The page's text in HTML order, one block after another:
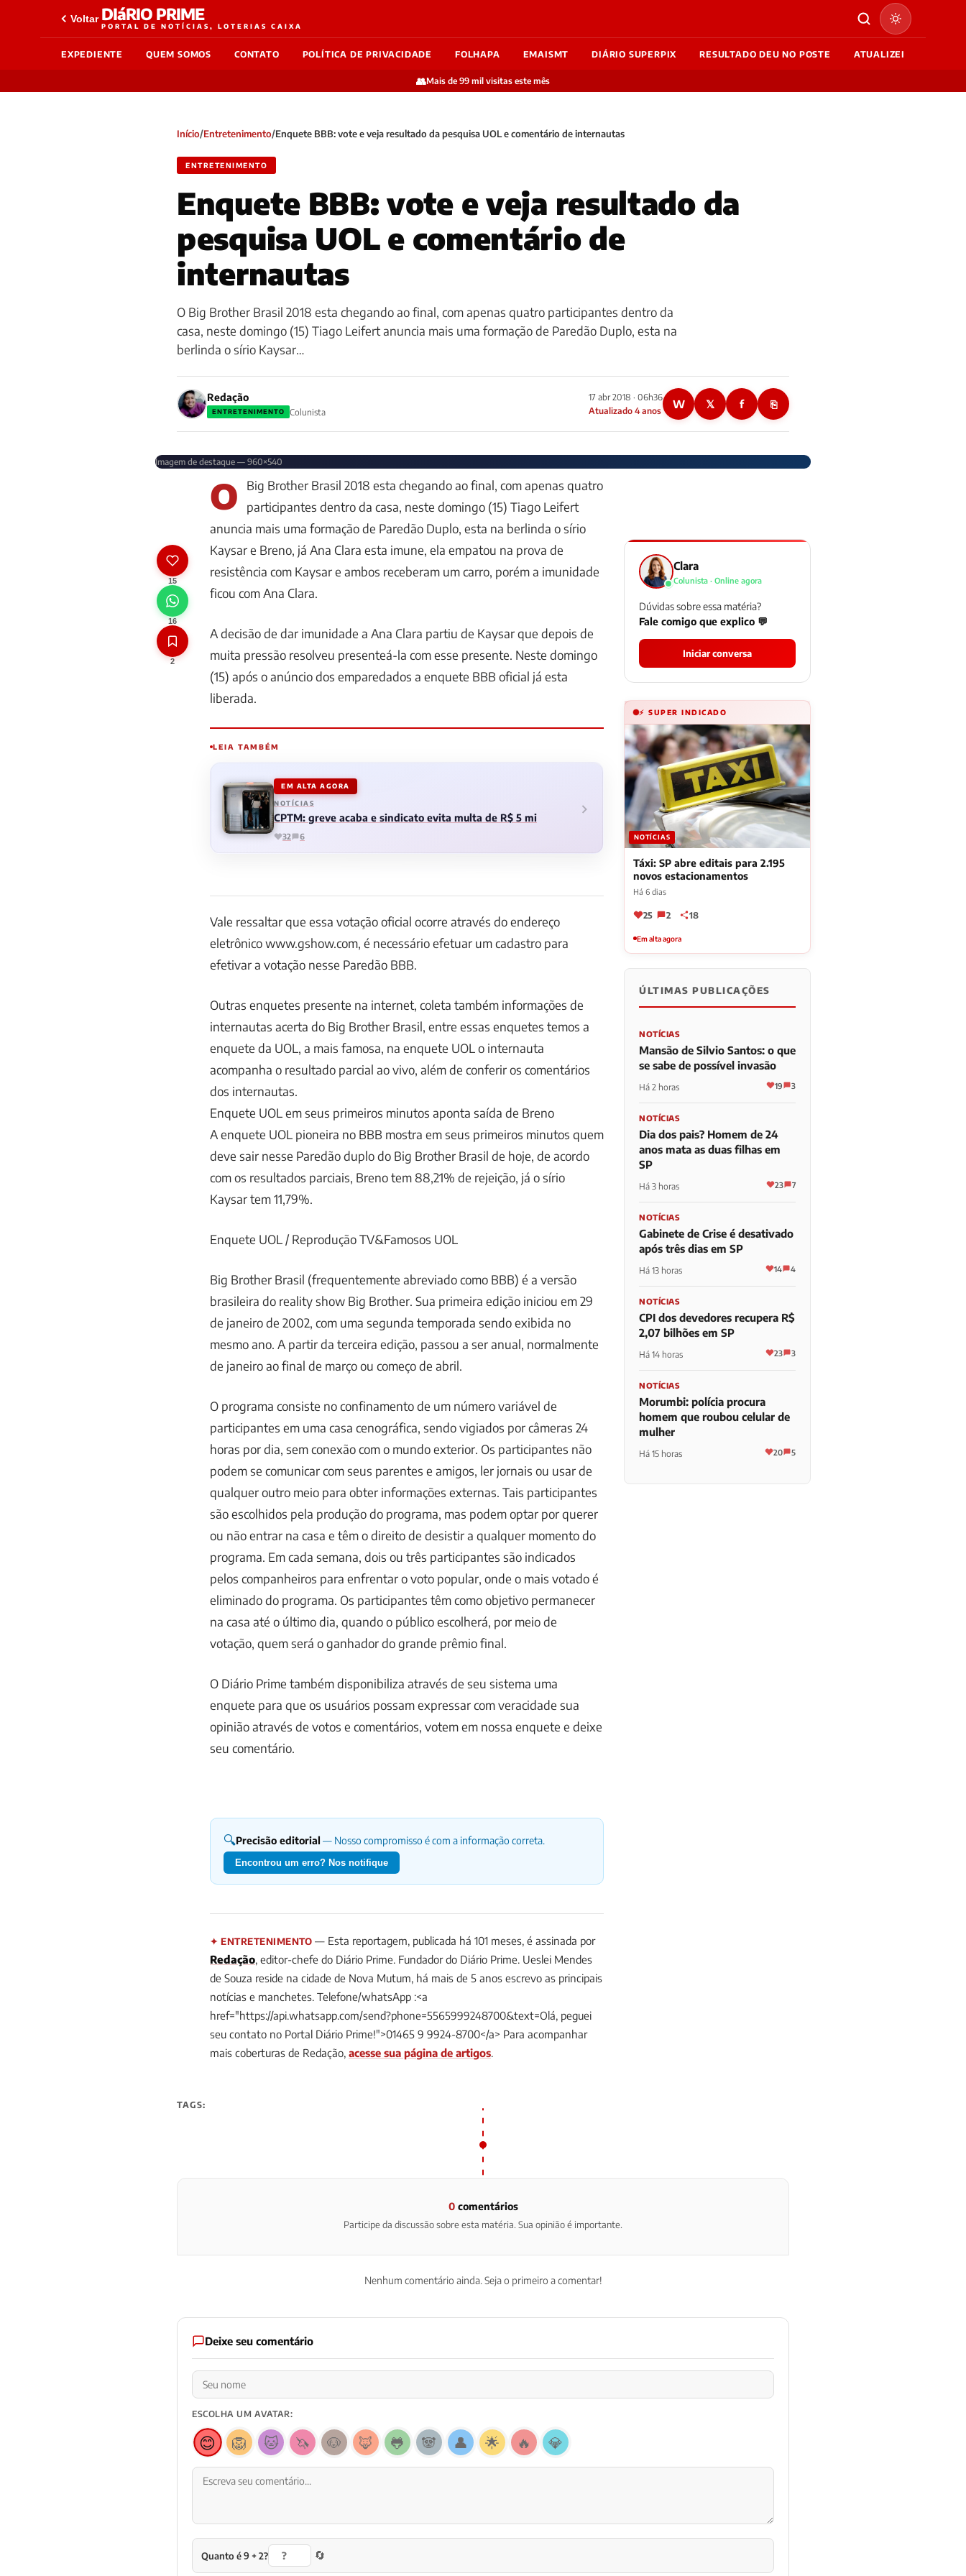
Voltar DIáRIO PRIME
PORTAL DE NOTÍCIAS, LOTERIAS CAIXA
EXPEDIENTE QUEM SOMOS CONTATO POLÍTICA DE PRIVACIDADE FOLHAPA EMAISMT DIÁRIO SUPERPIX RESULTADO DEU NO POSTE ATUALIZEI
👥Mais de 99 mil visitas este mês
Início/Entretenimento/Enquete BBB: vote e veja resultado da pesquisa UOL e comentário de internautas
ENTRETENIMENTO
Enquete BBB: vote e veja resultado da
pesquisa UOL e comentário de
internautas
O Big Brother Brasil 2018 esta chegando ao final, com apenas quatro participantes dentro da
casa, neste domingo (15) Tiago Leifert anuncia mais uma formação de Paredão Duplo, esta na
berlinda o sírio Kaysar…
Redação
ENTRETENIMENTO Colunista
17 abr 2018 · 06h36
Atualizado 4 anos
W 𝕏 f ⎘
Imagem de destaque — 960×540
15
16
2
O
Big Brother Brasil 2018 esta chegando ao final, com apenas quatro
participantes dentro da casa, neste domingo (15) Tiago Leifert
anuncia mais uma formação de Paredão Duplo, esta na berlinda o sírio
Kaysar e Breno, já Ana Clara esta imune, ela empatou na prova de
resistência com Kaysar e ambos receberam um carro, porém a imunidade
ficou com Ana Clara.
A decisão de dar imunidade a Ana Clara partiu de Kaysar que depois de
muita pressão resolveu presenteá-la com esse presente. Neste domingo
(15) após o anúncio dos emparedados a enquete BBB oficial já esta
liberada.
LEIA TAMBÉM
EM ALTA AGORA
NOTÍCIAS
CPTM: greve acaba e sindicato evita multa de R$ 5 mi
32 6
Vale ressaltar que essa votação oficial ocorre através do endereço
eletrônico www.gshow.com, é necessário efetuar um cadastro para
efetivar a votação nesse Paredão BBB.
Outras enquetes presente na internet, coleta também informações de
internautas acerta do Big Brother Brasil, entre essas enquetes temos a
enquete da UOL, a mais famosa, na enquete UOL o internauta
acompanha o resultado parcial ao vivo, além de conferir os comentários
dos internautas.
Enquete UOL em seus primeiros minutos aponta saída de Breno
A enquete UOL pioneira no BBB mostra em seus primeiros minutos quem
deve sair nesse Paredão duplo do Big Brother Brasil de hoje, de acordo
com os resultados parciais, Breno tem 88,21% de rejeição, já o sírio
Kaysar tem 11,79%.
Enquete UOL / Reprodução TV&Famosos UOL
Big Brother Brasil (frequentemente abreviado como BBB) é a versão
brasileira do reality show Big Brother. Sua primeira edição iniciou em 29
de janeiro de 2002, com uma segunda temporada sendo exibida no
mesmo ano. A partir da terceira edição, passou a ser anual, normalmente
de janeiro ao final de março ou começo de abril.
O programa consiste no confinamento de um número variável de
participantes em uma casa cenográfica, sendo vigiados por câmeras 24
horas por dia, sem conexão com o mundo exterior. Os participantes não
podem se comunicar com seus parentes e amigos, ler jornais ou usar de
qualquer outro meio para obter informações externas. Tais participantes
são escolhidos pela produção do programa, mas podem optar por querer
ou não entrar na casa e têm o direito de desistir a qualquer momento do
programa. Em cada semana, dois ou três participantes são indicados
pelos companheiros para enfrentar o voto popular, onde o mais votado é
eliminado do programa. Os participantes têm como objetivo permanecer
na casa até o último dia, quando o público escolherá, por meio de
votação, quem será o ganhador do grande prêmio final.
O Diário Prime também disponibiliza através de seu sistema uma
enquete para que os usuários possam expressar com veracidade sua
opinião através de votos e comentários, votem em nossa enquete e deixe
seu comentário.
🔍Precisão editorial — Nosso compromisso é com a informação correta.
Encontrou um erro? Nos notifique
✦ ENTRETENIMENTO — Esta reportagem, publicada há 101 meses, é assinada por
Redação, editor-chefe do Diário Prime. Fundador do Diário Prime. Ueslei Mendes
de Souza reside na cidade de Nova Mutum, há mais de 5 anos escrevo as principais
notícias e manchetes. Telefone/whatsApp :<a
href="https://api.whatsapp.com/send?phone=5565999248700&text=Olá, peguei
seu contato no Portal Diário Prime!">01465 9 9924-8700</a> Para acompanhar
mais coberturas de Redação, acesse sua página de artigos.
Clara
Colunista · Online agora
Dúvidas sobre essa matéria?
Fale comigo que explico 💬
Iniciar conversa
⚡ SUPER INDICADO
NOTÍCIAS
Táxi: SP abre editais para 2.195
novos estacionamentos
Há 6 dias
25 2 18
Em alta agora
ÚLTIMAS PUBLICAÇÕES
NOTÍCIAS
Mansão de Silvio Santos: o que
se sabe de possível invasão
Há 2 horas 19 3
NOTÍCIAS
Dia dos pais? Homem de 24
anos mata as duas filhas em
SP
Há 3 horas 23 7
NOTÍCIAS
Gabinete de Crise é desativado
após três dias em SP
Há 13 horas 14 4
NOTÍCIAS
CPI dos devedores recupera R$
2,07 bilhões em SP
Há 14 horas 23 3
NOTÍCIAS
Morumbi: polícia procura
homem que roubou celular de
mulher
Há 15 horas 20 5
TAGS:
0comentários
Participe da discussão sobre esta matéria. Sua opinião é importante.
Nenhum comentário ainda. Seja o primeiro a comentar!
Deixe seu comentário
ESCOLHA UM AVATAR:
😊 🦁 🐱 🦄 🐶 🦊 🐸 🐼 👤 🌟 🔥 💎
Quanto é 9 + 2? 🔄